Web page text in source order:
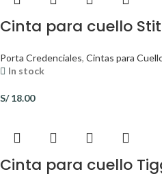
Cinta para cuello
Porta Credenciales, Cintas para
In stock
S/18.00
Cinta para cuello